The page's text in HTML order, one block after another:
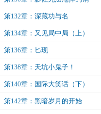
第132章：深藏功与名
第134章：又见局中局（上）
第136章：匕现
第138章：天坑小鬼子！
第140章：国际大笑话（下）
第142章：黑暗岁月的开始